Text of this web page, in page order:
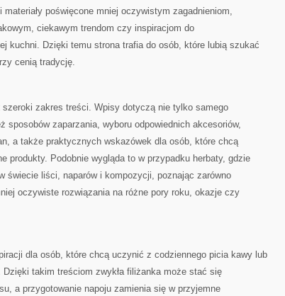
poświęcone mniej oczywistym zagadnieniom,
ciekawym trendom czy inspiracjom do
kuchni. Dzięki temu strona trafia do osób, które lubią szukać
cenią tradycję.
zakres treści. Wpisy dotyczą nie tylko samego
sposobów zaparzania, wyboru odpowiednich akcesoriów,
a także praktycznych wskazówek dla osób, które chcą
produkty. Podobnie wygląda to w przypadku herbaty, gdzie
świecie liści, naparów i kompozycji, poznając zarówno
oczywiste rozwiązania na różne pory roku, okazje czy
dla osób, które chcą uczynić z codziennego picia kawy lub
takim treściom zwykła filiżanka może stać się
a przygotowanie napoju zamienia się w przyjemne